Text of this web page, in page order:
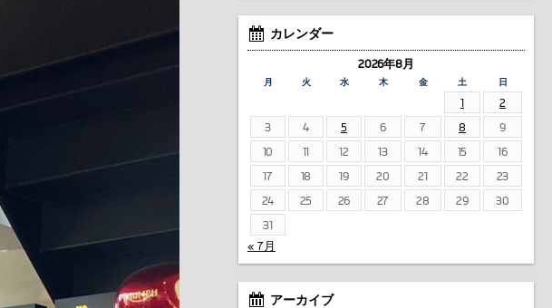
カレンダー
2026年8月
月 火 水 木 金 土 日
1
2
3
4 5 6 7 8
9
10
11 12 13 14 15
16
17
18 19 20 21 22
23
24
25 26 27 28 29
30
31
« 7月
アーカイブ